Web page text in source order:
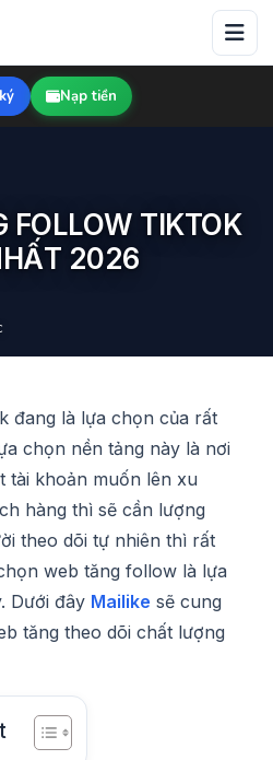
Nạp tiền
FOLLOW TIKTOK
2026
đang là lựa chọn của rất
chọn nền tảng này là nơi
tài khoản muốn lên xu
hàng thì sẽ cần lượng
theo dõi tự nhiên thì rất
web tăng follow là lựa
Dưới đây Mailike sẽ cung
tăng theo dõi chất lượng